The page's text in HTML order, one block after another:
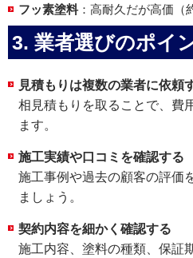
フッ素塗料 ：高耐久だが高価（
3. 業者選びのポイ
見積もりは複数の業者に依頼
相見積もりを取ることで、費
ます。
施工実績や口コミを確認する
施工事例や過去の顧客の評価
ましょう。
契約内容を細かく確認する
施工内容、塗料の種類、保証